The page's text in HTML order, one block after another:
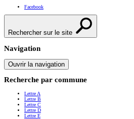
Facebook
Rechercher sur le site
Navigation
Ouvrir la navigation
Recherche par commune
Lettre A
Lettre B
Lettre C
Lettre D
Lettre E